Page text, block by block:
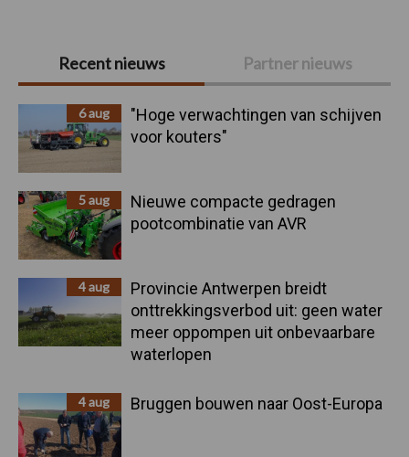
Primaire
Sidebar
Recent nieuws Partner nieuws
6 aug
"Hoge verwachtingen van schijven
voor kouters"
5 aug
Nieuwe compacte gedragen
pootcombinatie van AVR
4 aug
Provincie Antwerpen breidt
onttrekkingsverbod uit: geen water
meer oppompen uit onbevaarbare
waterlopen
4 aug Bruggen bouwen naar Oost-Europa